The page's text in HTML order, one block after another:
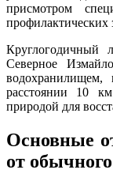
присмотром
профилактических
Круглогодичный
Северное
водохранилищем,
расстоянии 10
природой для
Основные
от обычного